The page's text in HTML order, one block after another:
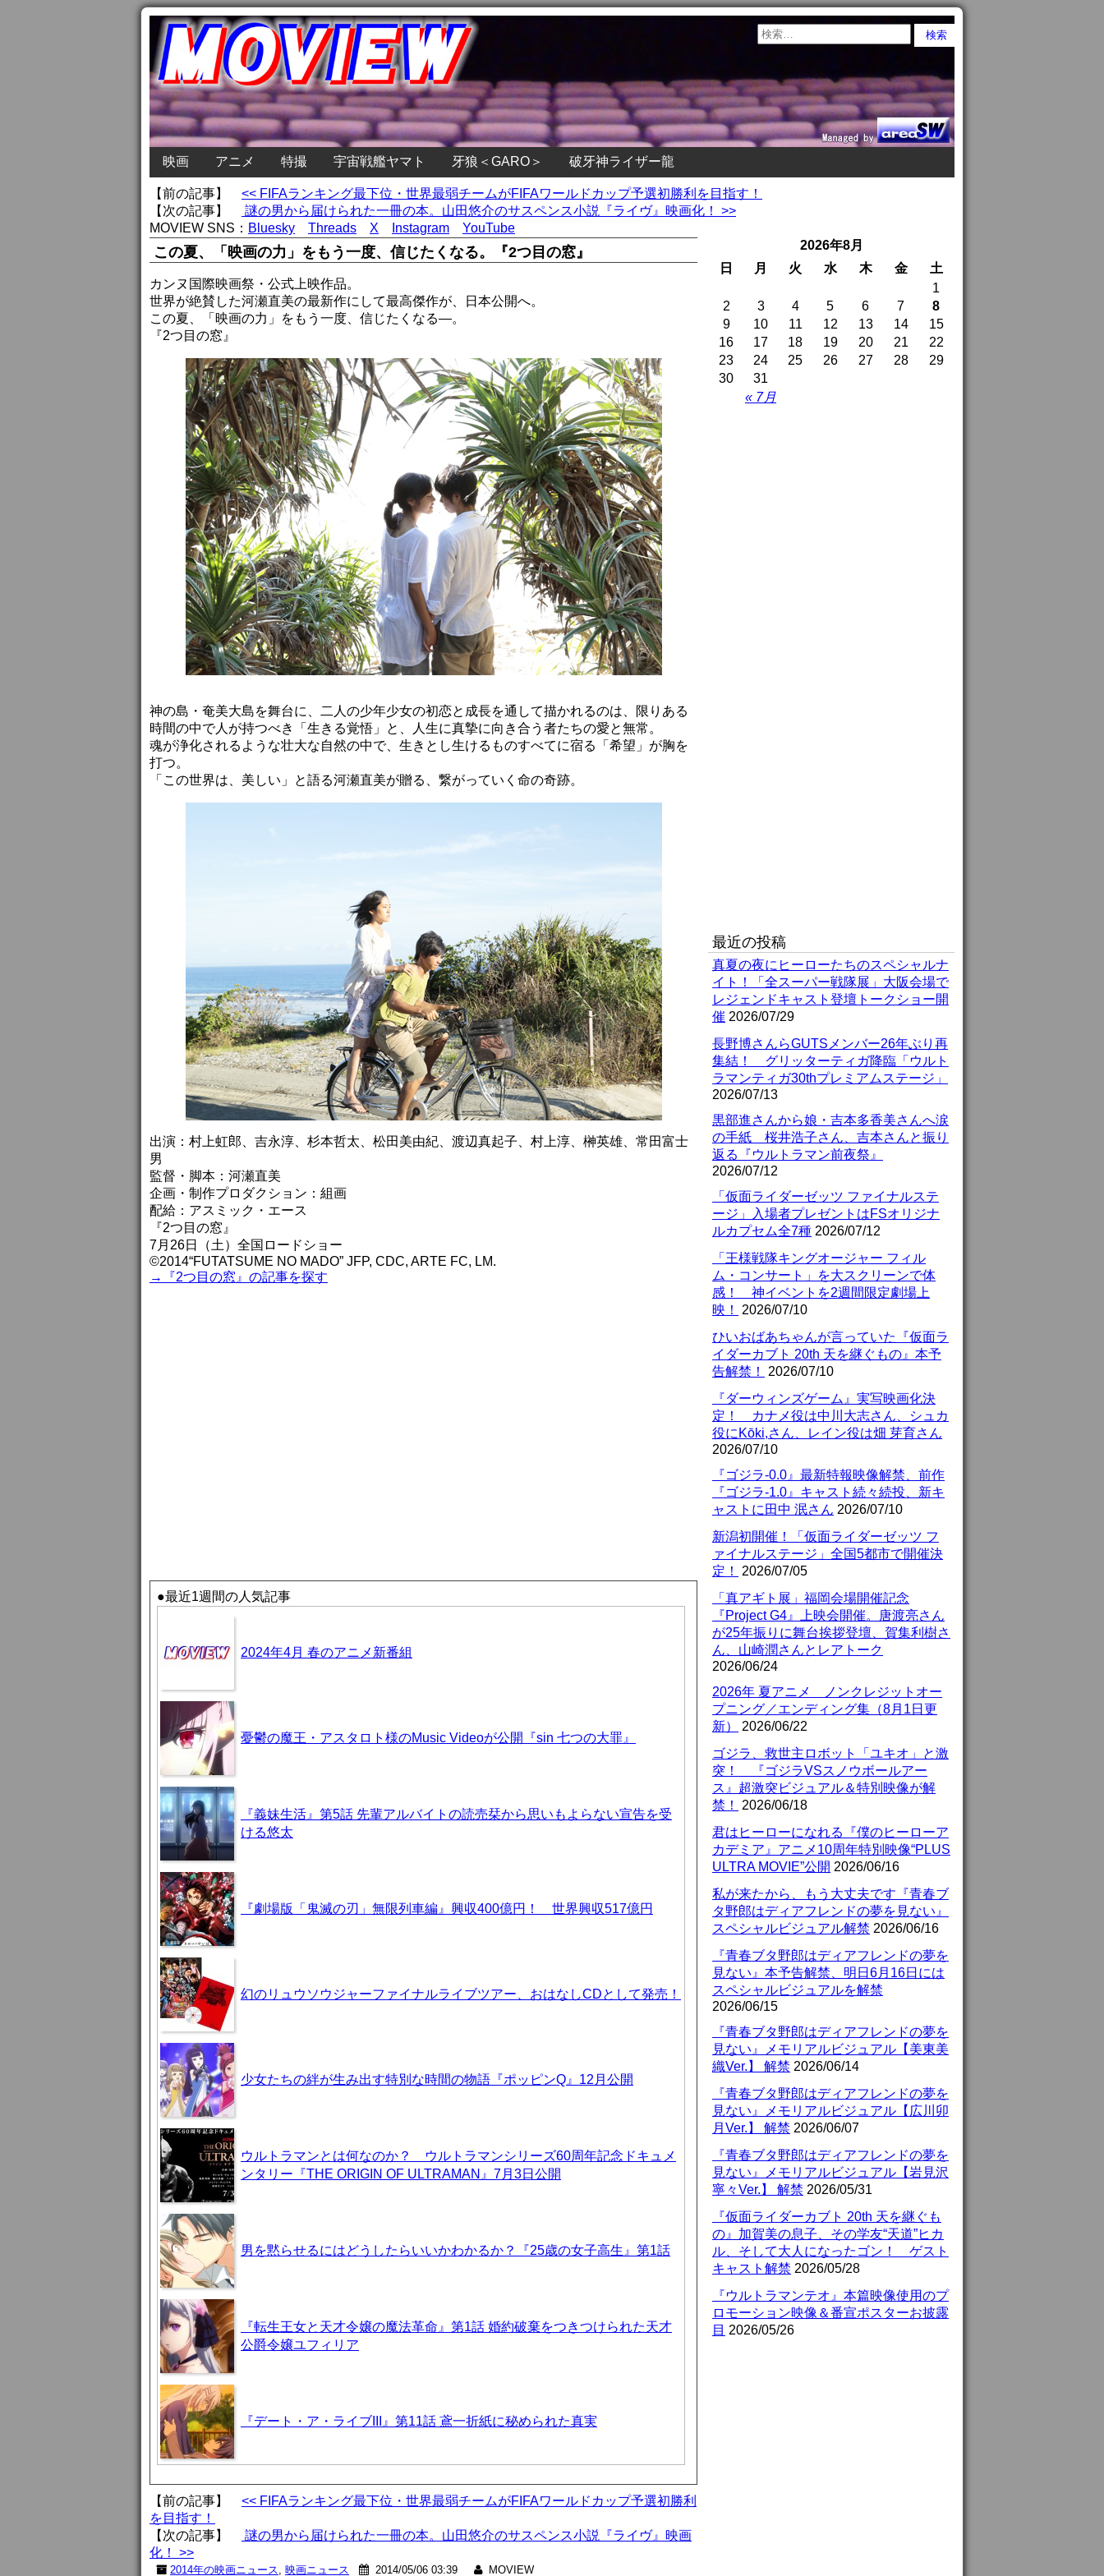
映画 アニメ 特撮 宇宙戦艦ヤマト 牙狼＜GARO＞ 破牙神ライザー龍
【前の記事】 << FIFAランキング最下位・世界最弱チームがFIFAワールドカップ予選初勝利を目指す！
【次の記事】
謎の男から届けられた一冊の本。山田悠介のサスペンス小説『ライヴ』映画化！ >>
MOVIEW SNS： Bluesky Threads X Instagram YouTube
この夏、「映画の力」をもう一度、信じたくなる。『2つ目の窓』
カンヌ国際映画祭・公式上映作品。
世界が絶賛した河瀬直美の最新作にして最高傑作が、日本公開へ。
この夏、「映画の力」をもう一度、信じたくなる―。
『2つ目の窓』
神の島・奄美大島を舞台に、二人の少年少女の初恋と成長を通して描かれるのは、限りある
時間の中で人が持つべき「生きる覚悟」と、人生に真摯に向き合う者たちの愛と無常。
魂が浄化されるような壮大な自然の中で、生きとし生けるものすべてに宿る「希望」が胸を
打つ。
「この世界は、美しい」と語る河瀬直美が贈る、繋がっていく命の奇跡。
出演：村上虹郎、吉永淳、杉本哲太、松田美由紀、渡辺真起子、村上淳、榊英雄、常田富士
男
監督・脚本：河瀬直美
企画・制作プロダクション：組画
配給：アスミック・エース
『2つ目の窓』
7月26日（土）全国ロードショー
©2014“FUTATSUME NO MADO” JFP, CDC, ARTE FC, LM.
→『2つ目の窓』の記事を探す
●最近1週間の人気記事
2024年4月 春のアニメ新番組
憂鬱の魔王・アスタロト様のMusic Videoが公開『sin 七つの大罪』
『義妹生活』第5話 先輩アルバイトの読売栞から思いもよらない宣告を受
ける悠太
『劇場版「鬼滅の刃」無限列車編』興収400億円！ 世界興収517億円
幻のリュウソウジャーファイナルライブツアー、おはなしCDとして発売！
少女たちの絆が生み出す特別な時間の物語『ポッピンQ』12月公開
ウルトラマンとは何なのか？ ウルトラマンシリーズ60周年記念ドキュメ
ンタリー『THE ORIGIN OF ULTRAMAN』7月3日公開
男を黙らせるにはどうしたらいいかわかるか？『25歳の女子高生』第1話
『転生王女と天才令嬢の魔法革命』第1話 婚約破棄をつきつけられた天才
公爵令嬢ユフィリア
『デート・ア・ライブIII』第11話 鳶一折紙に秘められた真実
【前の記事】 << FIFAランキング最下位・世界最弱チームがFIFAワールドカップ予選初勝利
を目指す！
【次の記事】
謎の男から届けられた一冊の本。山田悠介のサスペンス小説『ライヴ』映画
化！ >>
2014年の映画ニュース, 映画ニュース 2014/05/06 03:39 MOVIEW
2026年8月
日
月 火 水 木 金 土
« 7月
1
2
3 4 5 6 7
8
9
10 11 12 13 14
15
16
17 18 19 20 21
22
23
24 25 26 27 28
29
30
31
最近の投稿
真夏の夜にヒーローたちのスペシャルナ
イト！「全スーパー戦隊展」大阪会場で
レジェンドキャスト登壇トークショー開
催 2026/07/29
長野博さんらGUTSメンバー26年ぶり再
集結！ グリッターティガ降臨「ウルト
ラマンティガ30thプレミアムステージ」
2026/07/13
黒部進さんから娘・吉本多香美さんへ涙
の手紙 桜井浩子さん、吉本さんと振り
返る『ウルトラマン前夜祭』
2026/07/12
「仮面ライダーゼッツ ファイナルステ
ージ」入場者プレゼントはFSオリジナ
ルカプセム全7種 2026/07/12
「王様戦隊キングオージャー フィル
ム・コンサート」を大スクリーンで体
感！ 神イベントを2週間限定劇場上
映！
2026/07/10
ひいおばあちゃんが言っていた『仮面ラ
イダーカブト 20th 天を継ぐもの』本予
告解禁！
2026/07/10
『ダーウィンズゲーム』実写映画化決
定！ カナメ役は中川大志さん、シュカ
役にKōki,さん、レイン役は畑 芽育さん
2026/07/10
『ゴジラ-0.0』最新特報映像解禁、前作
『ゴジラ-1.0』キャスト続々続投、新キ
ャストに田中 泯さん 2026/07/10
新潟初開催！「仮面ライダーゼッツ フ
ァイナルステージ」全国5都市で開催決
定！
2026/07/05
「真アギト展」福岡会場開催記念
『Project G4』上映会開催。唐渡亮さん
が25年振りに舞台挨拶登壇、賀集利樹さ
ん、山崎潤さんとレアトーク
2026/06/24
2026年 夏アニメ ノンクレジットオー
プニング／エンディング集（8月1日更
新）
2026/06/22
ゴジラ、救世主ロボット「ユキオ」と激
突！ 『ゴジラVSスノウボールアー
ス』超激突ビジュアル＆特別映像が解
禁！
2026/06/18
君はヒーローになれる『僕のヒーローア
カデミア』アニメ10周年特別映像“PLUS
ULTRA MOVIE”公開 2026/06/16
私が来たから、もう大丈夫です『青春ブ
タ野郎はディアフレンドの夢を見ない』
スペシャルビジュアル解禁 2026/06/16
『青春ブタ野郎はディアフレンドの夢を
見ない』本予告解禁、明日6月16日には
スペシャルビジュアルを解禁
2026/06/15
『青春ブタ野郎はディアフレンドの夢を
見ない』メモリアルビジュアル【美東美
織Ver.】 解禁 2026/06/14
『青春ブタ野郎はディアフレンドの夢を
見ない』メモリアルビジュアル【広川卯
月Ver.】 解禁 2026/06/07
『青春ブタ野郎はディアフレンドの夢を
見ない』メモリアルビジュアル【岩見沢
寧々Ver.】 解禁 2026/05/31
『仮面ライダーカブト 20th 天を継ぐも
の』加賀美の息子、その学友“天道”ヒカ
ル、そして大人になったゴン！ ゲスト
キャスト解禁 2026/05/28
『ウルトラマンテオ』本篇映像使用のプ
ロモーション映像＆番宣ポスターお披露
目 2026/05/26